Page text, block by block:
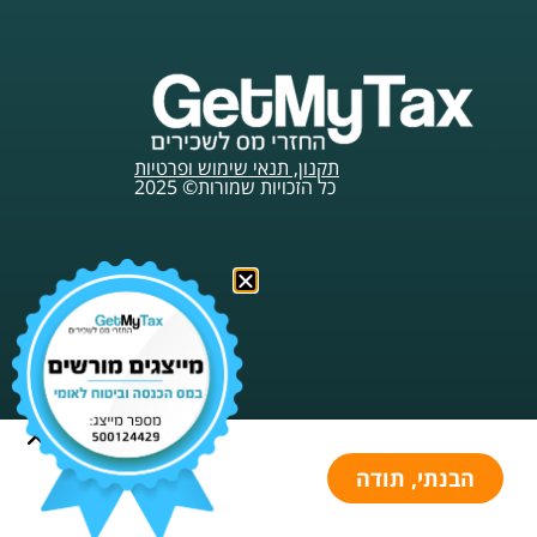
תקנון, תנאי שימוש ופרטיות
כל הזכויות שמורות© 2025
הבנתי, תודה